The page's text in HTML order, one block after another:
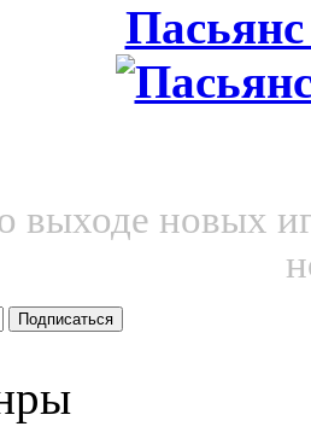
выходе новых